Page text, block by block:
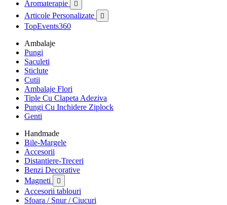
Aromaterapie

Articole Personalizate 
TopEvents360
Ambalaje
Pungi
Saculeti
Sticlute
Cutii
Ambalaje Flori
Tiple Cu Clapeta Adeziva
Pungi Cu Inchidere Ziplock
Genti
Handmade
Bile-Margele
Accesorii
Distantiere-Treceri
Benzi Decorative
Magneti

Accesorii tablouri
Sfoara / Snur / Ciucuri